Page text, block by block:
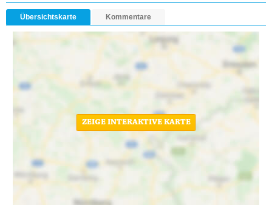
Übersichtskarte Kommentare
ZEIGE INTERAKTIVE KARTE